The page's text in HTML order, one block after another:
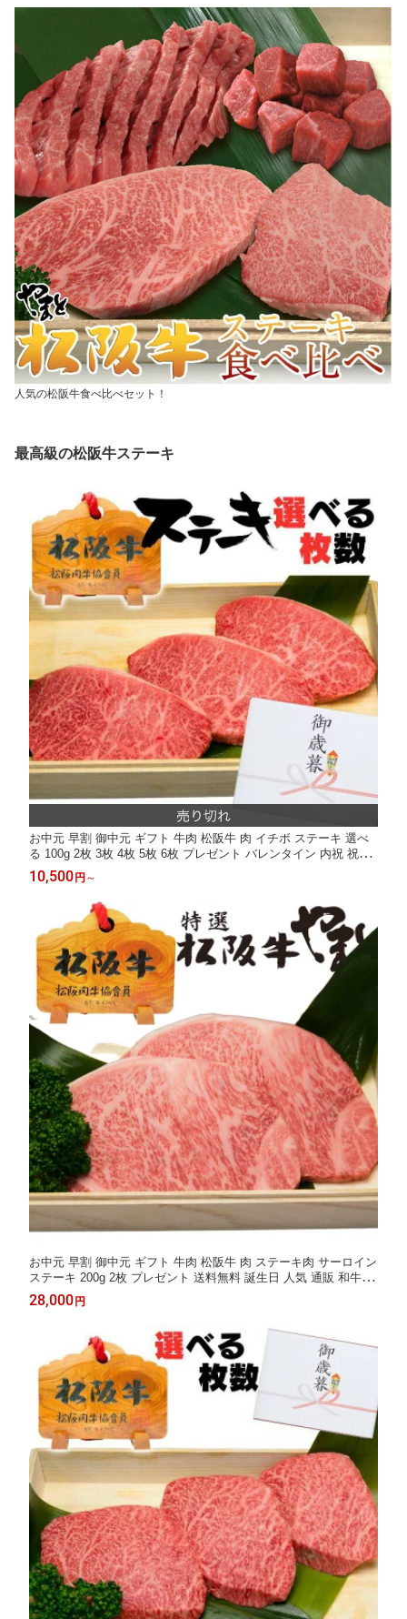
プレゼント 食べ物 内祝
出産内祝い 誕生日プレゼ
ント お返し お肉 グルメ
祝い お返し 食べ物 お肉
お祝い返し
人気の松阪牛食べ比べセット！
最高級の松阪牛ステーキ
お中元 早割 御中元 ギフト 牛肉 松阪牛 肉 イチボ ステーキ 選べ
る 100g 2枚 3枚 4枚 5枚 6枚 プレゼント バレンタイン 内祝 祝い
送料無料 誕生日 和牛 松坂牛 食べ物 お肉 冷凍 お祝い 内祝い お
返し お取り寄せグルメ
10,500円 ～
お中元 早割 御中元 ギフト 牛肉 松阪牛 肉 ステーキ肉 サーロイン
ステーキ 200g 2枚 プレゼント 送料無料 誕生日 人気 通販 和牛 松
坂牛 食べ物 ステーキセット 肉 お肉 冷凍 お祝い 内祝い お返し
お取り寄せグルメ
28,000円